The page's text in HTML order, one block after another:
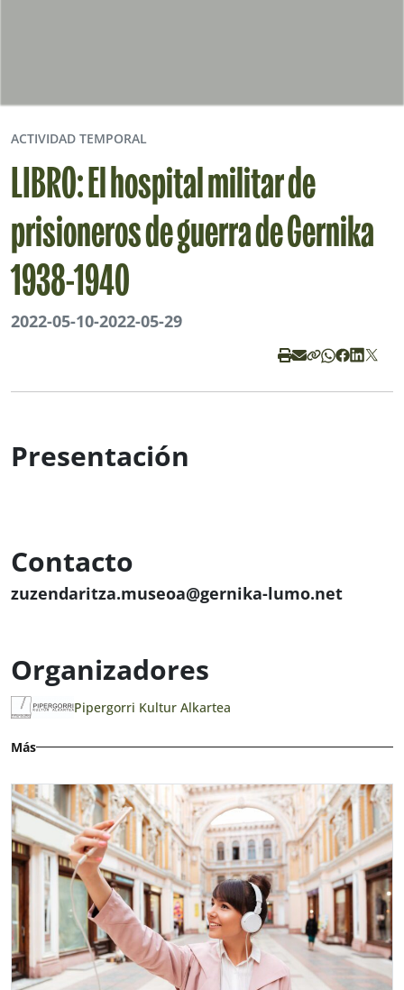
ACTIVIDAD TEMPORAL
LIBRO: El hospital militar de
prisioneros de guerra de Gernika
1938-1940
2022-05-10-2022-05-29
Presentación
Contacto
zuzendaritza.museoa@gernika-lumo.net
Organizadores
Pipergorri Kultur Alkartea
Más